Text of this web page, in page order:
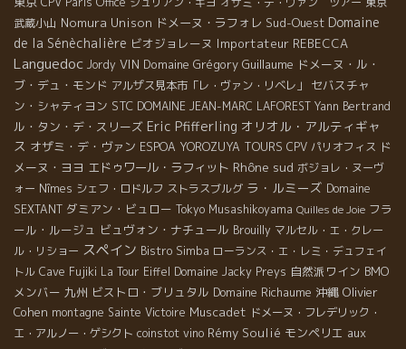
武蔵小山 Nomura Unison ドメーヌ・ラフォレ Sud-Ouest Domaine
de la Sénèchalière ビオジョレーヌ Importateur REBECCA
Languedoc Jordy VIN Domaine Grégory Guillaume ドメーヌ・ル・
ブ・デュ・モンド アルザス見本市「レ・ヴァン・リベレ」
セバスチャ
ン・シャティヨン STC DOMAINE JEAN-MARC LAFOREST Yann Bertrand
ル・タン・デ・スリーズ Eric Pfifferling オリオル・アルティギャ
ス オザミ・デ・ヴァン ESPOA YOROZUYA TOURS CPV パリオフィス ド
メーヌ・ヨヨ エドゥワール・ラフィット Rhône sud ボジョレ・ヌーヴ
ォー Nîmes シェフ・ロドルフ ストラスブルグ ラ・ルミーズ Domaine
SEXTANT ダミアン・ビュロー Tokyo Musashikoyama Quilles de Joie フラ
ール・ルージュ ビュヴォン・ナチュール Brouilly マルセル・エ・クレー
ル・リショー スペイン Bistro Simba ローランス・エ・レミ・デュフェイ
トル Cave Fujiki La Tour Eiffel Domaine Jacky Preys 自然派ワイン BMO
メンバー 九州 ビストロ・ブリュタル Domaine Richaume 沖縄 Olivier
Cohen montagne Sainte Victoire Muscadet ドメーヌ・フレデリック・
エ・アルノー・ゲシクト coinstot vino Rémy Soulié モンペリエ aux